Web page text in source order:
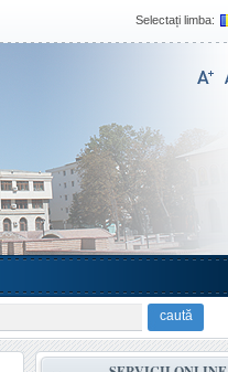
Selectați limba: